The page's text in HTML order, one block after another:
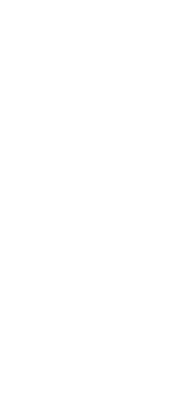
và kế hoạch phát triển